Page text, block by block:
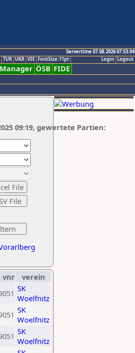
Servertime 07.08.2026 07:53:04
Logout
Login
TUR UKR VIE FontSize:11pt
ÖSB FIDE
09:19, gewertete Partien:
vnr
verein
SK
Woelfnitz
SK
Woelfnitz
SK
Woelfnitz